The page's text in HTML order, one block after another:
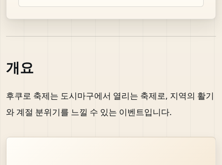
개요
후쿠로 축제는 도시마구에서 열리는 축제로, 지역의 활기
와 계절 분위기를 느낄 수 있는 이벤트입니다.